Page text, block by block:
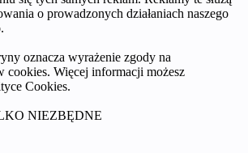
o prowadzonych działaniach naszego
oznacza wyrażenie zgody na
cookies. Więcej informacji możesz
Cookies.
NIEZBĘDNE